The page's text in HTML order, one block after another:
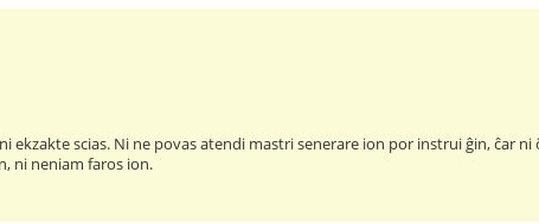
ekzakte scias. Ni ne povas atendi mastri senerare ion por instrui ĝin, ĉar ni
ni neniam faros ion.